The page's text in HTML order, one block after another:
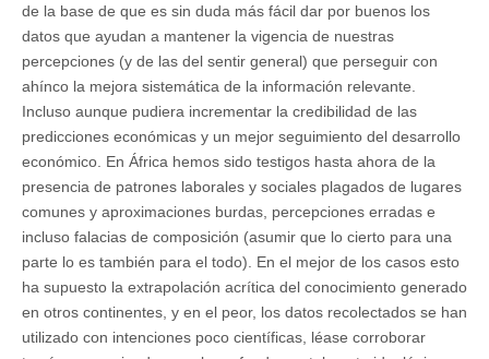
de la base de que es sin duda más fácil dar por buenos los
datos que ayudan a mantener la vigencia de nuestras
percepciones (y de las del sentir general) que perseguir con
ahínco la mejora sistemática de la información relevante.
Incluso aunque pudiera incrementar la credibilidad de las
predicciones económicas y un mejor seguimiento del desarrollo
económico. En África hemos sido testigos hasta ahora de la
presencia de patrones laborales y sociales plagados de lugares
comunes y aproximaciones burdas, percepciones erradas e
incluso falacias de composición (asumir que lo cierto para una
parte lo es también para el todo). En el mejor de los casos esto
ha supuesto la extrapolación acrítica del conocimiento generado
en otros continentes, y en el peor, los datos recolectados se han
utilizado con intenciones poco científicas, léase corroborar